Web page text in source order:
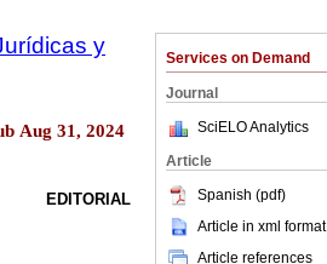
Services on Demand
Journal
SciELO Analytics
Article
Spanish (pdf)
Article in xml format
Article references
y
Aug 31, 2024
EDITORIAL